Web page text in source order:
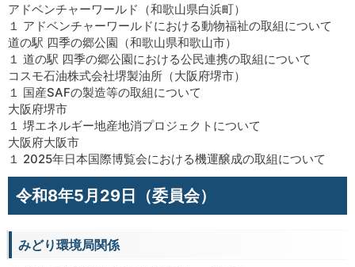
アドベンチャーワールド（和歌山県白浜町）
１ アドベンチャーワールドにおける動物福祉の取組について
道の駅 四季の郷公園（和歌山県和歌山市）
１ 道の駅 四季の郷公園における公民連携の取組について
コスモ石油株式会社堺製油所（大阪府堺市）
１ 国産SAFの製造等の取組について
大阪府堺市
１ 堺エネルギー地産地消プロジェクトについて
大阪府大阪市
１ 2025年日本国際博覧会における機運醸成の取組について
令和8年5月29日（委員会）
みどり環境局関係